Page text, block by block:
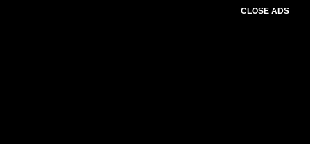
CLOSE ADS